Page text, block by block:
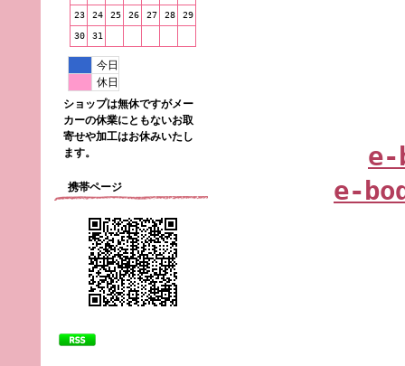
23 24 25 26 27 28 29
30 31
今日
休日
ショップは無休ですがメー
カーの休業にともないお取
寄せや加工はお休みいたし
ます。
携帯ページ
e-
e-